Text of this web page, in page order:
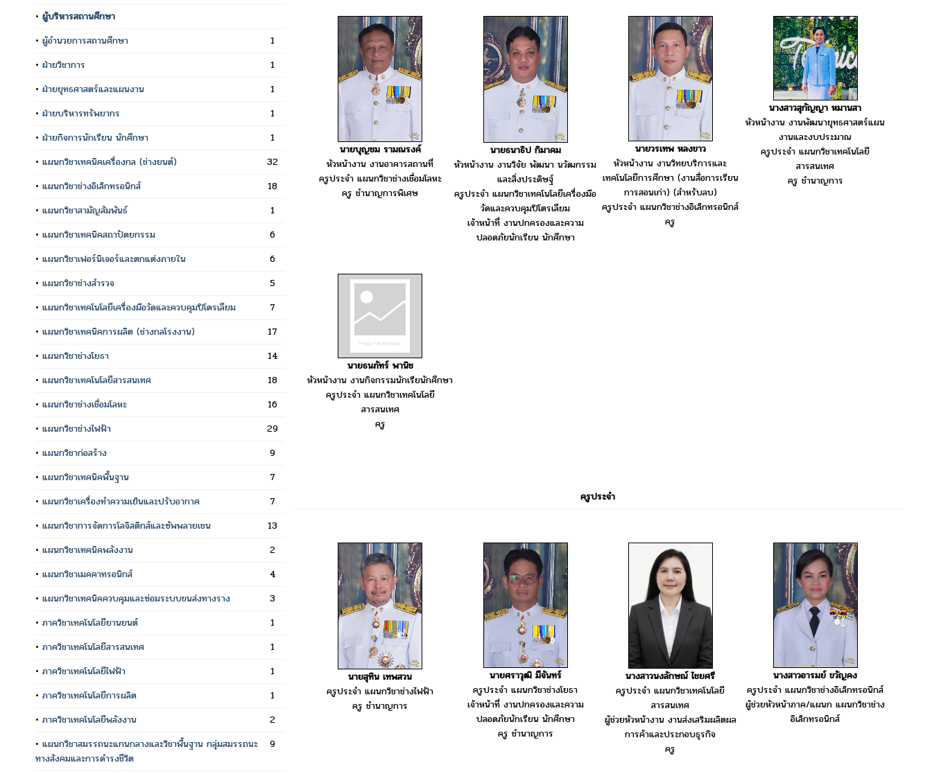
• ผู้บริหารสถานศึกษา
• ผู้อำนวยการสถานศึกษา
1
• ฝ่ายวิชาการ
1
• ฝ่ายยุทธศาสตร์และแผนงาน
1
• ฝ่ายบริหารทรัพยากร
1
• ฝ่ายกิจการนักเรียน นักศึกษา
1
• แผนกวิชาเทคนิคเครื่องกล (ช่างยนต์)
32
• แผนกวิชาช่างอิเล็กทรอนิกส์
18
• แผนกวิชาสามัญสัมพันธ์
1
• แผนกวิชาเทคนิคสถาปัตยกรรม
6
• แผนกวิชาเฟอร์นิเจอร์และตกแต่งภายใน
6
• แผนกวิชาช่างสำรวจ
5
• แผนกวิชาเทคโนโลยีเครื่องมือวัดและควบคุมปิโตรเลียม
7
• แผนกวิชาเทคนิคการผลิต (ช่างกลโรงงาน)
17
• แผนกวิชาช่างโยธา
14
• แผนกวิชาเทคโนโลยีสารสนเทศ
18
• แผนกวิชาช่างเชื่อมโลหะ
16
• แผนกวิชาช่างไฟฟ้า
29
• แผนกวิชาก่อสร้าง
9
• แผนกวิชาเทคนิคพื้นฐาน
7
• แผนกวิชาเครื่องทำความเย็นและปรับอากาศ
7
• แผนกวิชาการจัดการโลจิสติกส์และซัพพลายเชน
13
• แผนกวิชาเทคนิคพลังงาน
2
• แผนกวิชาเมคคาทรอนิกส์
4
• แผนกวิชาเทคนิคควบคุมและซ่อมระบบขนส่งทางราง
3
• ภาควิชาเทคโนโลยียานยนต์
1
• ภาควิชาเทคโนโลยีสารสนเทศ
1
• ภาควิชาเทคโนโลยีไฟฟ้า
1
• ภาควิชาเทคโนโลยีการผลิต
1
• ภาควิชาเทคโนโลยีพลังงาน
2
• แผนกวิชาสมรรถนะแกนกลางและวิชาพื้นฐาน กลุ่มสมรรถนะ
ทางสังคมและการดำรงชีวิต
9
นายบุญชม รามณรงค์
หัวหน้างาน งานอาคารสถานที่
ครูประจำ แผนกวิชาช่างเชื่อมโลหะ
ครู ชำนาญการพิเศษ
นายธนาธิป กิมาคม
หัวหน้างาน งานวิจัย พัฒนา นวัฒกรรม
และสิ่งประดิษฐ์
ครูประจำ แผนกวิชาเทคโนโลยีเครื่องมือ
วัดและควบคุมปิโตรเลียม
เจ้าหน้าที่ งานปกครองและความ
ปลอดภัยนักเรียน นักศึกษา
นายวรเทพ หลงขาว
หัวหน้างาน งานวิทยบริการและ
เทคโนโลยีการศึกษา (งานสื่อการเรียน
การสอนเก่า) (สำหรับลบ)
ครูประจำ แผนกวิชาช่างอิเล็กทรอนิกส์
ครู
นางสาวสุกัญญา หมานสา
หัวหน้างาน งานพัฒนายุทธศาสตร์แผน
งานและงบประมาณ
ครูประจำ แผนกวิชาเทคโนโลยี
สารสนเทศ
ครู ชำนาญการ
นายธนภัทร์ พานิช
หัวหน้างาน งานกิจกรรมนักเรียนักศึกษา
ครูประจำ แผนกวิชาเทคโนโลยี
สารสนเทศ
ครู
ครูประจำ
นายสุทิน เทพสวน
ครูประจำ แผนกวิชาช่างไฟฟ้า
ครู ชำนาญการ
นายศราวุฒิ มีจันทร์
ครูประจำ แผนกวิชาช่างโยธา
เจ้าหน้าที่ งานปกครองและความ
ปลอดภัยนักเรียน นักศึกษา
ครู ชำนาญการ
นางสาวนงลักษณ์ ไชยศรี
ครูประจำ แผนกวิชาเทคโนโลยี
สารสนเทศ
ผู้ช่วยหัวหน้างาน งานส่งเสริมผลิตผล
การค้าและประกอบธุรกิจ
ครู
นางสาวอารมย์ ขวัญคง
ครูประจำ แผนกวิชาช่างอิเล็กทรอนิกส์
ผู้ช่วยหัวหน้าภาค/แผนก แผนกวิชาช่าง
อิเล็กทรอนิกส์